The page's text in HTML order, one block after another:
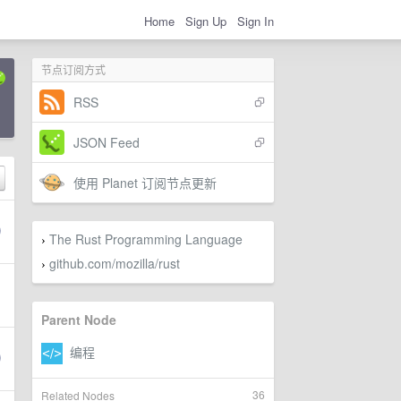
Home Sign Up Sign In
节点订阅方式
RSS
JSON Feed
使用 Planet 订阅节点更新
› The Rust Programming Language
› github.com/mozilla/rust
Parent Node
36
Related Nodes